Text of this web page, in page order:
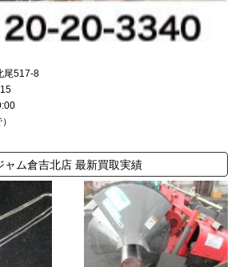
尾517-8
ャム倉吉北店 最新買取実績